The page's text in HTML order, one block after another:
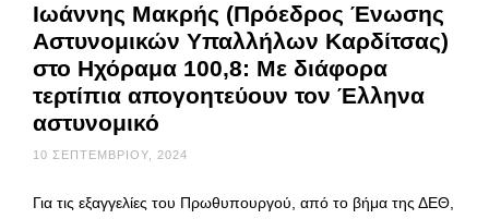
Ιωάννης Μακρής (Πρόεδρος Ένωσης
Αστυνομικών Υπαλλήλων Καρδίτσας)
στο Ηχόραμα 100,8: Με διάφορα
τερτίπια απογοητεύουν τον Έλληνα
αστυνομικό
10 ΣΕΠΤΕΜΒΡΊΟΥ, 2024
Για τις εξαγγελίες του Πρωθυπουργού, από το βήμα της ΔΕΘ,